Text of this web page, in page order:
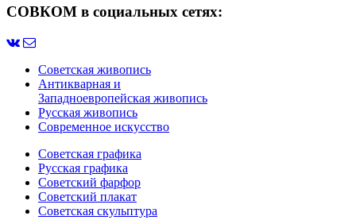
СОВКОМ в социальных сетях:
Советская живопись
Антикварная и
Западноевропейская живопись
Русская живопись
Современное искусство
Советская графика
Русская графика
Советский фарфор
Советский плакат
Советская скульптура